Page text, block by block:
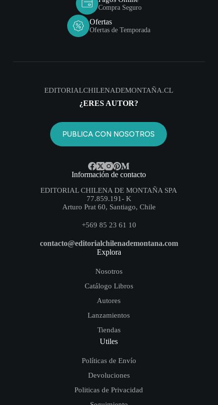
Compra Seguro
Ofertas
Ofertas de Temporada
EDITORIALCHILENADEMONTAÑA.CL
¿ERES AUTOR?
PUBLICA CON NOSOTROS
Información de contacto
EDITORIAL CHILENA DE MONTAÑA SPA
77.859.191- K
Arturo Prat 60, Santiago, Chile
+569 85 23 61 10
contacto@editorialchilenademontana.com
Explora
Nosotros
Catálogo Libros
Autores
Lanzamientos
Tiendas
Utiles
Políticas de Envío
Devoluciones
Politicas de Privacidad